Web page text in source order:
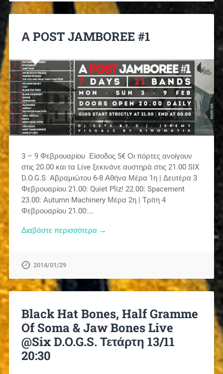
Α POST JAMBOREE #1
3 – 9 Φεβρουαρίου Είσοδος 5€ Οι πόρτες ανοίγουν
στις 20.00 και τα Live ξεκινάνε αυστηρά στις 21.00 SIX
D.O.G.S Αβραμιώτου 6-8 Αθήνα Μέρα 1η | Δευτέρα 3
Φεβρουαρίου 21.00: Quiet Pliz! 22.00: Spacement
23.00: Autumn Machinery Μέρα 2η | Τρίτη 4
Φεβρουαρίου 21.00:…
Διαβάστε περισσότερα →
2014/01/29
Black Hat Bones, Half Gramme
Of Soma & Jaw Bones Live
@Six D.O.G.S. Τετάρτη 13/11
20:30